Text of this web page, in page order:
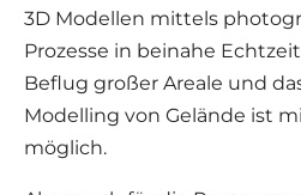
3D Modellen mittels
Prozesse in beinahe
Beflug großer Areale und
Modelling von Gelände ist
möglich.